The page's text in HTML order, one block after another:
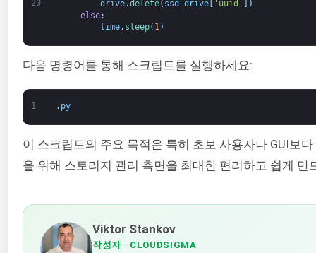
20 drive.delete( ssd_drive[ 'uuid'
)
else:
time. sleep( 1)
다음 명령어를 통해 스크립트를 실행하세요:
1 . py
이 스크립트의 주요 목적은 특히 초보 사용자나 GUI보
을 위해 스토리지 관리 측면을 최대한 편리하고 쉽게 만
Viktor Stankov
작성자· CLOUDSIGMA